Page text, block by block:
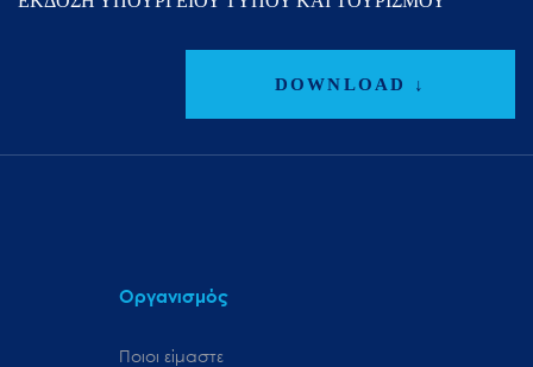
DOWNLOAD ↓
Οργανισμός
Ποιοι είμαστε